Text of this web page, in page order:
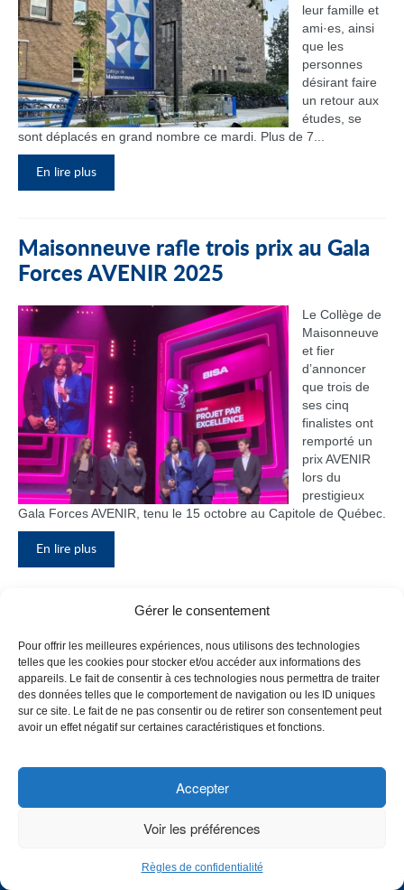
Gérer le consentement
Pour offrir les meilleures expériences, nous utilisons des technologies
telles que les cookies pour stocker et/ou accéder aux informations des
appareils. Le fait de consentir à ces technologies nous permettra de traiter
des données telles que le comportement de navigation ou les ID uniques
sur ce site. Le fait de ne pas consentir ou de retirer son consentement peut
avoir un effet négatif sur certaines caractéristiques et fonctions.
Accepter
Voir les préférences
Règles de confidentialité
leur famille et
ami·es, ainsi
que les
personnes
désirant faire
un retour aux
études, se
sont déplacés en grand nombre ce mardi. Plus de 7...
En lire plus
Maisonneuve rafle trois prix au Gala
Forces AVENIR 2025
Le Collège de
Maisonneuve
et fier
d’annoncer
que trois de
ses cinq
finalistes ont
remporté un
prix AVENIR
lors du
prestigieux
Gala Forces AVENIR, tenu le 15 octobre au Capitole de Québec.
En lire plus
bloc F
Le Collège de
Maisonneuve
a inauguré
CHOISISSEZ UN PROFIL